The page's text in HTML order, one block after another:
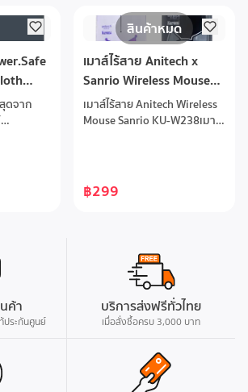
80 x
ดจาก
นเกม
ร์เนื้อนุ่ม
ที่ดี
มด มีฐาน
g
สินค้าหมด
เมาส์ไร้สาย Anitech x
Sanrio Wireless Mouse
KU-W238
เมาส์ไร้สาย Anitech Wireless
Mouse Sanrio KU-W238เมาส์
สัญญาณไกลถึง 10 เมตร
฿299
ค้า
ระกันศูนย์
บริการส่งฟรีทั่วไทย
เมื่อสั่งซื้อครบ 3,000 บาท